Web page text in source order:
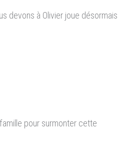
devons à Olivier joue désormais
pour surmonter cette